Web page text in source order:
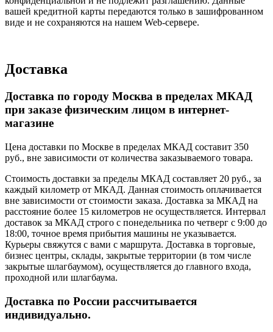
вашей кредитной карты передаются только в зашифрованном
виде и не сохраняются на нашем Web-сервере.
Доставка
Доставка по городу Москва в пределах МКАД
при заказе физическим лицом в интернет-
магазине
Цена доставки по Москве в пределах МКАД составит 350
руб., вне зависимости от количества заказываемого товара.
Стоимость доставки за пределы МКАД составляет 20 руб., за
каждый километр от МКАД. Данная стоимость оплачивается
вне зависимости от стоимости заказа. Доставка за МКАД на
расстояние более 15 километров не осуществляется. Интервал
доставок за МКАД строго с понедельника по четверг с 9:00 до
18:00, точное время прибытия машины не указывается.
Курьеры свяжутся с вами с маршрута. Доставка в торговые,
бизнес центры, склады, закрытые территории (в том числе
закрытые шлагбаумом), осуществляется до главного входа,
проходной или шлагбаума.
Доставка по России рассчитывается
индивидуально.